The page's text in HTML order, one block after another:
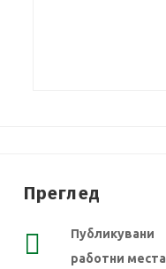
Преглед
Публикувани
работни места